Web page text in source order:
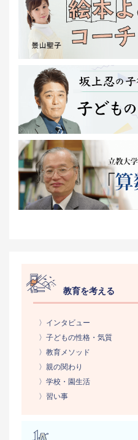
教育を考える
〉インタビュー
〉子どもの性格・気質
〉教育メソッド
〉親の関わり
〉学校・園生活
〉習い事